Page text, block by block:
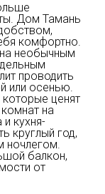
Дом Тамань
комфортно.
необычным
проводить
или осенью.
ценят
на
кухня-
круглый год,
ночлегом.
балкон,
от